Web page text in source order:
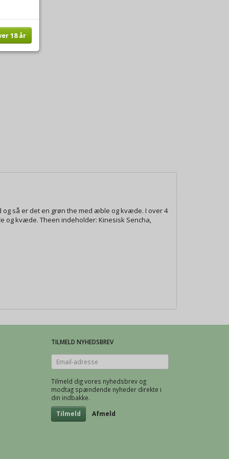
så er det en grøn the med æble og kvæde. I over 4
og kvæde. Theen indeholder: Kinesisk Sencha,
TILMELD NYHEDSBREV
Email-
adresse
Tilmeld dig vores nyhedsbrev og
modtag spændende nyheder direkte i
din indbakke.
Tilmeld Afmeld
18 år